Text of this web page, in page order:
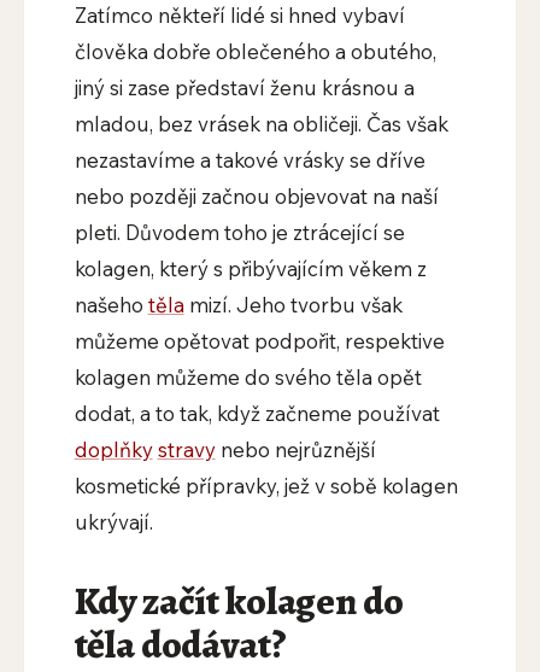
Zatímco někteří lidé si hned vybaví
člověka dobře oblečeného a obutého,
jiný si zase představí ženu krásnou a
mladou, bez vrásek na obličeji. Čas však
nezastavíme a takové vrásky se dříve
nebo později začnou objevovat na naší
pleti. Důvodem toho je ztrácející se
kolagen, který s přibývajícím věkem z
našeho těla mizí. Jeho tvorbu však
můžeme opětovat podpořit, respektive
kolagen můžeme do svého těla opět
dodat, a to tak, když začneme používat
doplňky stravynebo nejrůznější
kosmetické přípravky, jež v sobě kolagen
ukrývají.
Kdy začít kolagen do
těla dodávat?